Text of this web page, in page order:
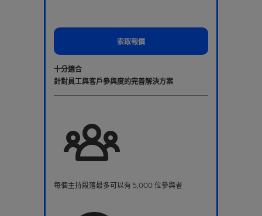
索取報價
十分適合
針對員工與客戶參與度的完善解決方案
每個主持段落最多可以有 5,000 位參與者